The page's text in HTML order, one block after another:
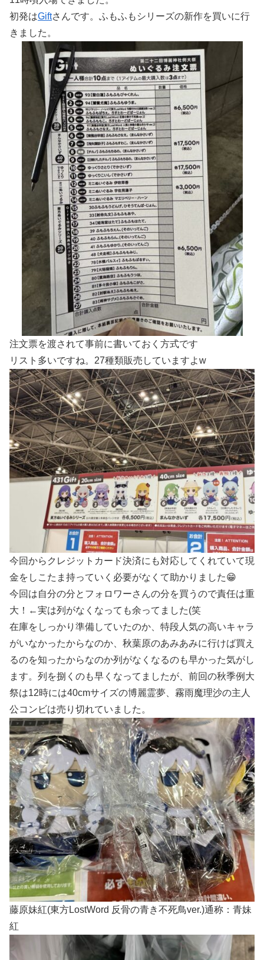
初発はGiftさんです。ふもふもシリーズの新作を買いに行
きました。
注文票を渡されて事前に書いておく方式です
リスト多いですね。27種類販売していますよw
今回からクレジットカード決済にも対応してくれていて現
金をしこたま持っていく必要がなくて助かりました😁
今回は自分の分とフォロワーさんの分を買うので責任は重
大！←実は列がなくなっても余ってました(笑
在庫をしっかり準備していたのか、特段人気の高いキャラ
がいなかったからなのか、秋葉原のあみあみに行けば買え
るのを知ったからなのか列がなくなるのも早かった気がし
ます。列を捌くのも早くなってましたが、前回の秋季例大
祭は12時には40cmサイズの博麗霊夢、霧雨魔理沙の主人
公コンビは売り切れていました。
藤原妹紅(東方LostWord 反骨の青き不死鳥ver.)通称：青妹
紅